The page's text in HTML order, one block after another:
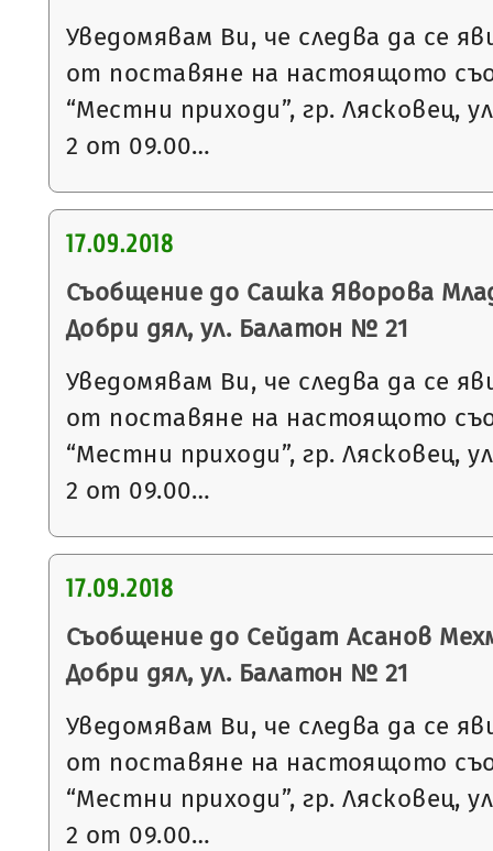
Уведомявам Ви, че следва да се
от поставяне на настоящото
“Местни приходи”, гр. Лясковец,
2 от 09.00…
17.09.2018
Съобщение до Сашка Яворова
Добри дял, ул. Балатон № 21
Уведомявам Ви, че следва да се
от поставяне на настоящото
“Местни приходи”, гр. Лясковец,
2 от 09.00…
17.09.2018
Съобщение до Сейдат Асанов
Добри дял, ул. Балатон № 21
Уведомявам Ви, че следва да се
от поставяне на настоящото
“Местни приходи”, гр. Лясковец,
2 от 09.00…